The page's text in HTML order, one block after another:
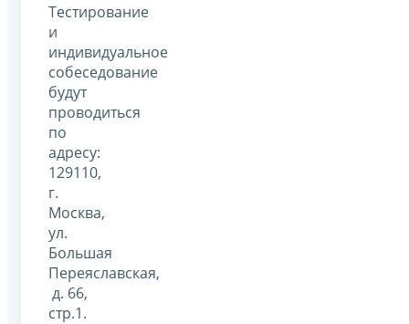
Тестирование
и
индивидуальное
собеседование
будут
проводиться
по
адресу:
129110,
г.
Москва,
ул.
Большая
Переяславская,
д. 66,
стр.1.